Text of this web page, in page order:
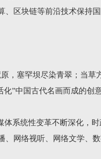
区块链等前沿技术保持国
，塞罕坝尽染青翠；当
”中国古代名画而成的创
系统性变革不断深化，
网络视听、网络文学、